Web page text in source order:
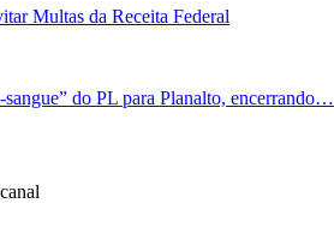
Multas da Receita Federal
do PL para Planalto, encerrando…